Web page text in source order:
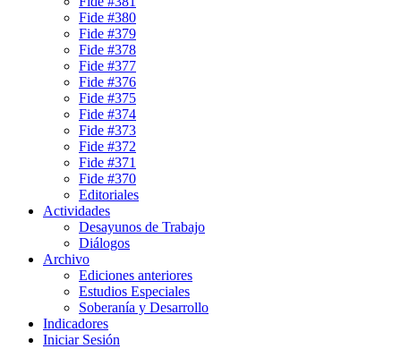
Fide #380
Fide #379
Fide #378
Fide #377
Fide #376
Fide #375
Fide #374
Fide #373
Fide #372
Fide #371
Fide #370
Editoriales
Actividades
Desayunos de Trabajo
Diálogos
Archivo
Ediciones anteriores
Estudios Especiales
Soberanía y Desarrollo
Indicadores
Iniciar Sesión